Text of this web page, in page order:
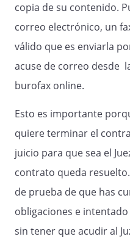
copia de su contenido.
correo electrónico, un
válido que es enviarla
acuse de correo desde
burofax online.
Esto es importante
quiere terminar el
juicio para que sea el
contrato queda
de prueba de que has
obligaciones e
sin tener que acudir al